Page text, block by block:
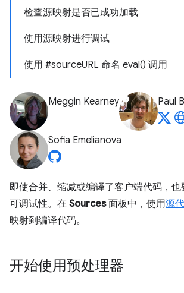
检查源映射是否已成功加载
使用源映射进行调试
使用 #sourceURL 命名 eval() 调用
Meggin Kearney Paul
Sofia Emelianova
即使合并、缩减或编译了客户端代码，
可调试性。在 Sources面板中，使用源
映射到编译代码。
开始使用预处理器